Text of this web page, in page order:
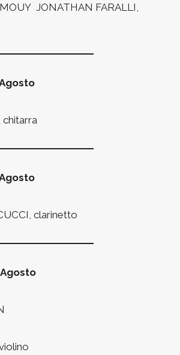
JONATHAN FARALLI,
chitarra
clarinetto